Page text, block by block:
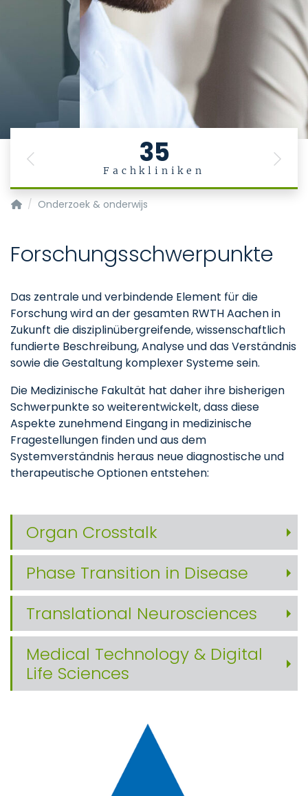
35
Fachkliniken
Previous Next
Startpagina
Onderzoek & onderwijs
Forschungsschwerpunkte
Das zentrale und verbindende Element für die
Forschung wird an der gesamten RWTH Aachen in
Zukunft die disziplinübergreifende, wissenschaftlich
fundierte Beschreibung, Analyse und das Verständnis
sowie die Gestaltung komplexer Systeme sein.
Die Medizinische Fakultät hat daher ihre bisherigen
Schwerpunkte so weiterentwickelt, dass diese
Aspekte zunehmend Eingang in medizinische
Fragestellungen finden und aus dem
Systemverständnis heraus neue diagnostische und
therapeutische Optionen entstehen:
Organ Crosstalk
Phase Transition in Disease
Translational Neurosciences
Medical Technology & Digital
Life Sciences